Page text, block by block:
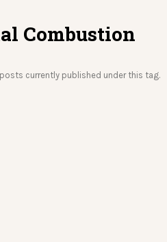
Combustion
currently published under this tag.